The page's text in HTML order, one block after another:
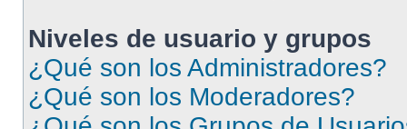
Niveles de usuario y grupos
¿Qué son los Administradores?
¿Qué son los Moderadores?